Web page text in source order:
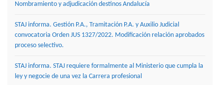
Nombramiento y adjudicación destinos Andalucía
STAJ informa. Gestión P.A., Tramitación P.A. y Auxilio Judicial
convocatoria Orden JUS 1327/2022. Modificación relación aprobados
proceso selectivo.
STAJ informa. STAJ requiere formalmente al Ministerio que cumpla la
ley y negocie de una vez la Carrera profesional